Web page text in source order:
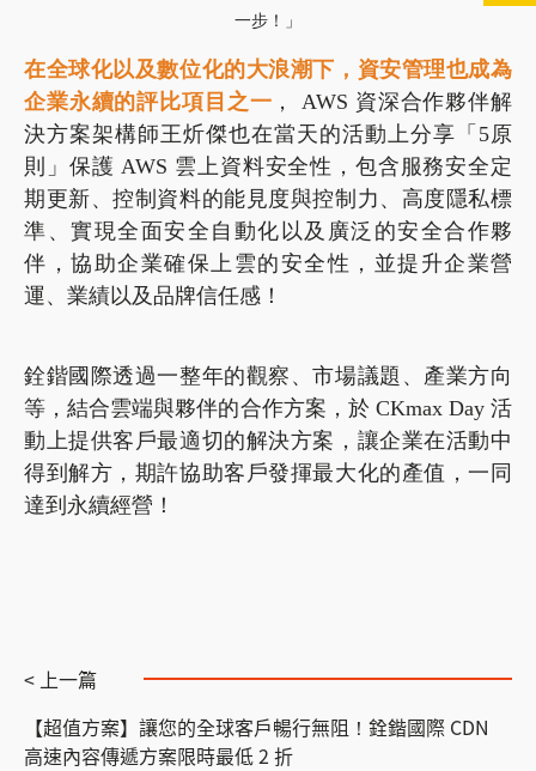
一步！」
在全球化以及數位化的大浪潮下，資安管理也成為
企業永續的評比項目之一 ， AWS 資深合作夥伴解
決方案架構師王炘傑也在當天的活動上分享「5原
則」保護 AWS 雲上資料安全性，包含服務安全定
期更新、控制資料的能見度與控制力、高度隱私標
準、實現全面安全自動化以及廣泛的安全合作夥
伴，協助企業確保上雲的安全性，並提升企業營
運、業績以及品牌信任感！
銓鍇國際透過一整年的觀察、市場議題、產業方向
等，結合雲端與夥伴的合作方案，於 CKmax Day 活
動上提供客戶最適切的解決方案，讓企業在活動中
得到解方，期許協助客戶發揮最大化的產值，一同
達到永續經營！
< 上一篇
【超值方案】讓您的全球客戶暢行無阻！銓鍇國際 CDN
高速內容傳遞方案限時最低 2 折